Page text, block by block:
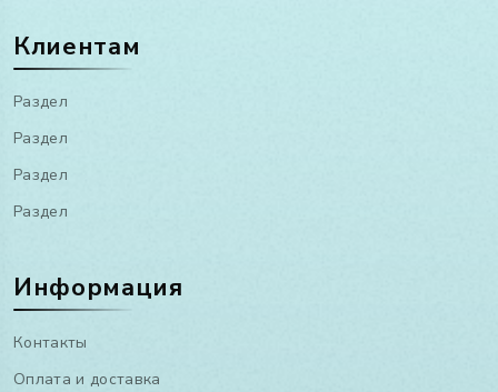
Клиентам
Раздел
Раздел
Раздел
Раздел
Информация
Контакты
Оплата и доставка